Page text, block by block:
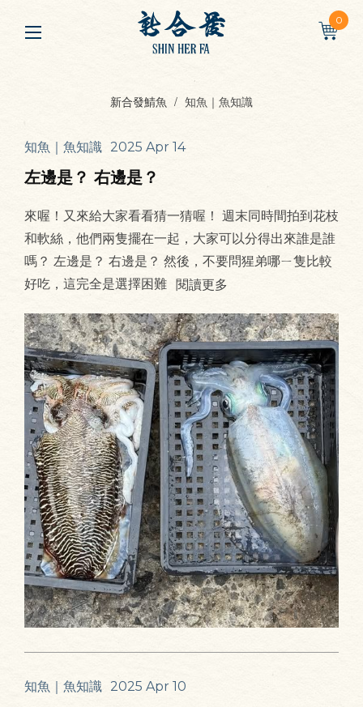
0
新合發鯖魚 知魚｜魚知識
知魚｜魚知識 2025 Apr 14
左邊是？ 右邊是？
來喔！又來給大家看看猜一猜喔！ 週末同時間拍到花枝
和軟絲，他們兩隻擺在一起，大家可以分得出來誰是誰
嗎？ 左邊是？ 右邊是？ 然後，不要問猩弟哪ㄧ隻比較
好吃，這完全是選擇困難 閱讀更多
知魚｜魚知識 2025 Apr 10